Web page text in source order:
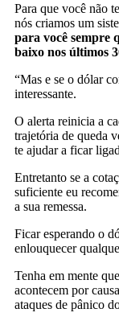
Para que você não
nós criamos um
para você sempre
baixo nos últimos
“Mas e se o dólar
interessante.
O alerta reinicia a
trajetória de queda
te ajudar a ficar
Entretanto se a
suficiente eu
a sua remessa.
Ficar esperando o
enlouquecer
Tenha em mente
acontecem por
ataques de pânico